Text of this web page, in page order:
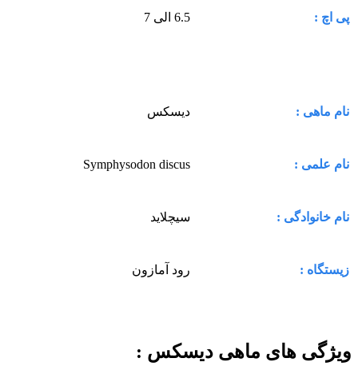
پی اچ : 6.5 الی 7
نام ماهی : دیسکس
نام علمی : Symphysodon discus
نام خانوادگی : سیچلاید
زیستگاه : رود آمازون
ویژگی های ماهی دیسکس :